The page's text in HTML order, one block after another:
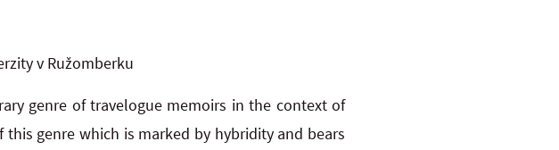
v Ružomberku
genre of travelogue memoirs in the context of
genre which is marked by hybridity and bears